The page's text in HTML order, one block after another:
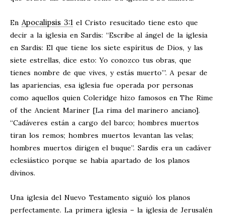
En Apocalipsis 3:1el Cristo resucitado tiene esto que
decir a la iglesia en Sardis: “Escribe al ángel de la iglesia
en Sardis: El que tiene los siete espíritus de Dios, y las
siete estrellas, dice esto: Yo conozco tus obras, que
tienes nombre de que vives, y estás muerto’”. A pesar de
las apariencias, esa iglesia fue operada por personas
como aquellos quien Coleridge hizo famosos en The Rime
of the Ancient Mariner [La rima del marinero anciano].
“Cadáveres están a cargo del barco; hombres muertos
tiran los remos; hombres muertos levantan las velas;
hombres muertos dirigen el buque”. Sardis era un cadáver
eclesiástico porque se había apartado de los planos
divinos.
Una iglesia del Nuevo Testamento siguió los planos
perfectamente. La primera iglesia – la iglesia de Jerusalén